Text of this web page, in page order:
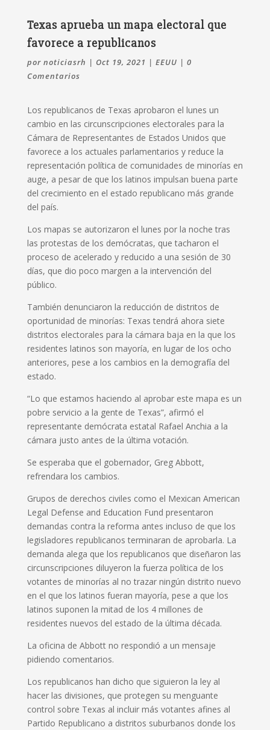
Texas aprueba un mapa electoral que
favorece a republicanos
por noticiasrh | Oct 19, 2021 | EEUU | 0
Comentarios
Los republicanos de Texas aprobaron el lunes un
cambio en las circunscripciones electorales para la
Cámara de Representantes de Estados Unidos que
favorece a los actuales parlamentarios y reduce la
representación política de comunidades de minorías en
auge, a pesar de que los latinos impulsan buena parte
del crecimiento en el estado republicano más grande
del país.
Los mapas se autorizaron el lunes por la noche tras
las protestas de los demócratas, que tacharon el
proceso de acelerado y reducido a una sesión de 30
días, que dio poco margen a la intervención del
público.
También denunciaron la reducción de distritos de
oportunidad de minorías: Texas tendrá ahora siete
distritos electorales para la cámara baja en la que los
residentes latinos son mayoría, en lugar de los ocho
anteriores, pese a los cambios en la demografía del
estado.
“Lo que estamos haciendo al aprobar este mapa es un
pobre servicio a la gente de Texas”, afirmó el
representante demócrata estatal Rafael Anchia a la
cámara justo antes de la última votación.
Se esperaba que el gobernador, Greg Abbott,
refrendara los cambios.
Grupos de derechos civiles como el Mexican American
Legal Defense and Education Fund presentaron
demandas contra la reforma antes incluso de que los
legisladores republicanos terminaran de aprobarla. La
demanda alega que los republicanos que diseñaron las
circunscripciones diluyeron la fuerza política de los
votantes de minorías al no trazar ningún distrito nuevo
en el que los latinos fueran mayoría, pese a que los
latinos suponen la mitad de los 4 millones de
residentes nuevos del estado de la última década.
La oficina de Abbott no respondió a un mensaje
pidiendo comentarios.
Los republicanos han dicho que siguieron la ley al
hacer las divisiones, que protegen su menguante
control sobre Texas al incluir más votantes afines al
Partido Republicano a distritos suburbanos donde los